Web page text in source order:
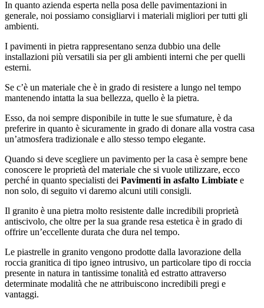
In quanto azienda esperta nella posa delle pavimentazioni in
generale, noi possiamo consigliarvi i materiali migliori per tutti gli
ambienti.
I pavimenti in pietra rappresentano senza dubbio una delle
installazioni più versatili sia per gli ambienti interni che per quelli
esterni.
Se c’è un materiale che è in grado di resistere a lungo nel tempo
mantenendo intatta la sua bellezza, quello è la pietra.
Esso, da noi sempre disponibile in tutte le sue sfumature, è da
preferire in quanto è sicuramente in grado di donare alla vostra casa
un’atmosfera tradizionale e allo stesso tempo elegante.
Quando si deve scegliere un pavimento per la casa è sempre bene
conoscere le proprietà del materiale che si vuole utilizzare, ecco
perché in quanto specialisti dei Pavimenti in asfalto Limbiate e
non solo, di seguito vi daremo alcuni utili consigli.
Il granito è una pietra molto resistente dalle incredibili proprietà
antiscivolo, che oltre per la sua grande resa estetica è in grado di
offrire un’eccellente durata che dura nel tempo.
Le piastrelle in granito vengono prodotte dalla lavorazione della
roccia granitica di tipo igneo intrusivo, un particolare tipo di roccia
presente in natura in tantissime tonalità ed estratto attraverso
determinate modalità che ne attribuiscono incredibili pregi e
vantaggi.